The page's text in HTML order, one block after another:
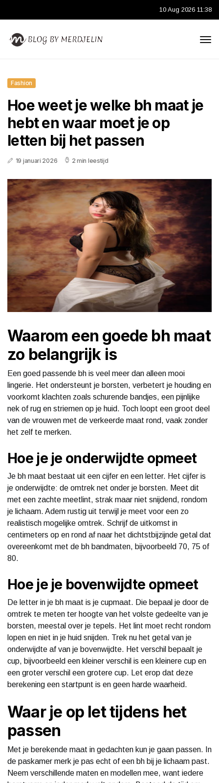
10 Aug 2026 11:38
Fashion
Hoe weet je welke bh maat je
hebt en waar moet je op
letten bij het passen
19 januari 2026 2 min leestijd
Waarom een goede bh maat
zo belangrijk is
Een goed passende bh is veel meer dan alleen mooi
lingerie. Het ondersteunt je borsten, verbetert je houding en
voorkomt klachten zoals schurende bandjes, een pijnlijke
nek of rug en striemen op je huid. Toch loopt een groot deel
van de vrouwen met de verkeerde maat rond, vaak zonder
het zelf te merken.
Hoe je je onderwijdte opmeet
Je bh maat bestaat uit een cijfer en een letter. Het cijfer is
je onderwijdte: de omtrek net onder je borsten. Meet dit
met een zachte meetlint, strak maar niet snijdend, rondom
je lichaam. Adem rustig uit terwijl je meet voor een zo
realistisch mogelijke omtrek. Schrijf de uitkomst in
centimeters op en rond af naar het dichtstbijzijnde getal dat
overeenkomt met de bh bandmaten, bijvoorbeeld 70, 75 of
80.
Hoe je je bovenwijdte opmeet
De letter in je bh maat is je cupmaat. Die bepaal je door de
omtrek te meten ter hoogte van het volste gedeelte van je
borsten, meestal over je tepels. Het lint moet recht rondom
lopen en niet in je huid snijden. Trek nu het getal van je
onderwijdte af van je bovenwijdte. Het verschil bepaalt je
cup, bijvoorbeeld een kleiner verschil is een kleinere cup en
een groter verschil een grotere cup. Let erop dat deze
berekening een startpunt is en geen harde waarheid.
Waar je op let tijdens het
passen
Met je berekende maat in gedachten kun je gaan passen. In
de paskamer merk je pas echt of een bh bij je lichaam past.
Neem verschillende maten en modellen mee, want iedere